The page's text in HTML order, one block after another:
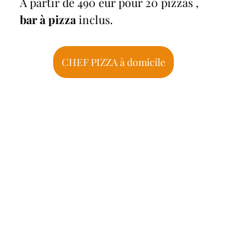
bar à pizza inclus.
CHEF PIZZA à domicile